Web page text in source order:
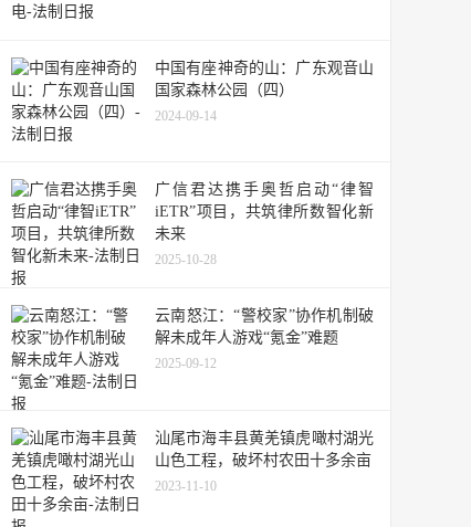
中国有座神奇的山：广东观音山
国家森林公园（四）
2024-09-14
广信君达携手奥哲启动“律智
iETR”项目，共筑律所数智化新
未来
2025-10-28
云南怒江：“警校家”协作机制破
解未成年人游戏“氪金”难题
2025-09-12
汕尾市海丰县黄羌镇虎噉村湖光
山色工程，破坏村农田十多余亩
2023-11-10